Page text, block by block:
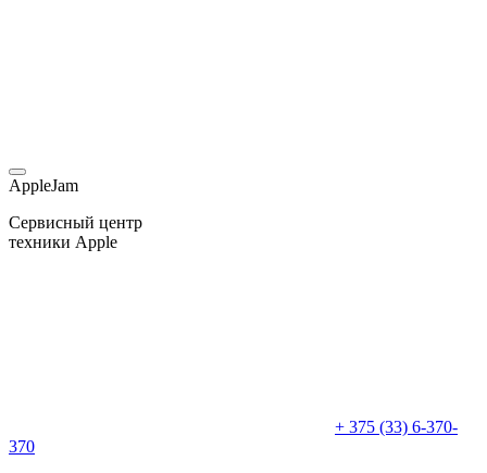
AppleJam
Сервисный центр
техники Apple
+ 375 (33) 6-370-
370